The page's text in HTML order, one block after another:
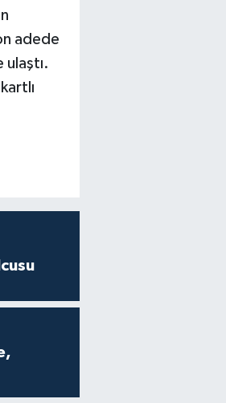
adede